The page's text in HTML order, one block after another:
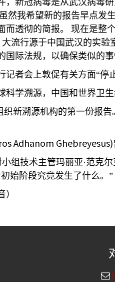
，新冠病毒是从武汉病毒
虽然我希望新的报告早点发
透彻的简报。
现在是整
大流行源于中国武汉的实验
国际法规，以确保类似的
记者会上敦促有关方面“
学溯源，中国和世界卫
新溯源机构的第一份报
Adhanom Ghebreyesus)
组技术主管玛丽亚·范克尔
始阶段究竟发生了什么。”